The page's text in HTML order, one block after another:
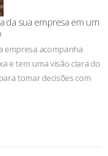
da sua empresa em um
empresa acompanha
e tem uma visão clara do
tomar decisões com